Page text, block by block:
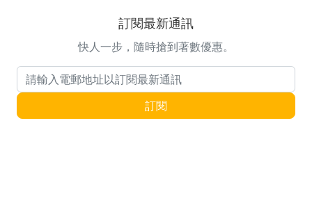
訂閱最新通訊
快人一步，隨時搶到著數優惠。
電郵地址 訂閱